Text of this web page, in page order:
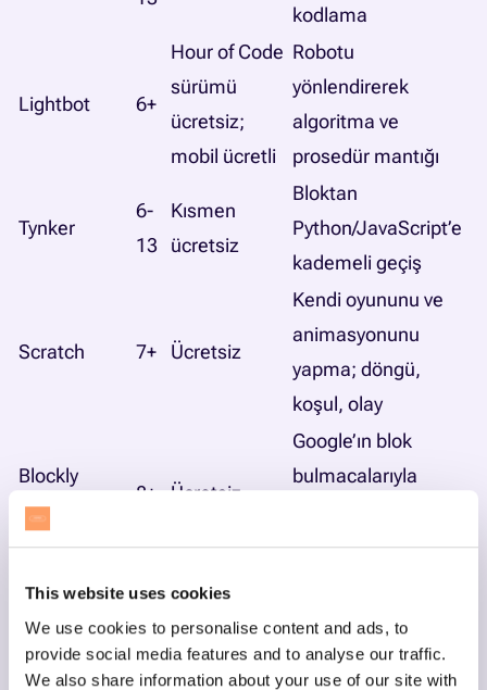
This website uses cookies
We use cookies to personalise content and ads, to
provide social media features and to analyse our traffic.
We also share information about your use of our site with
kodlama
Lightbot 6+
Hour of Code
sürümü
ücretsiz;
mobil ücretli
Robotu
yönlendirerek
algoritma ve
prosedür mantığı
Tynker
6-
13
Kısmen
ücretsiz
Bloktan
Python/JavaScript’e
kademeli geçiş
Scratch 7+ Ücretsiz
Kendi oyununu ve
animasyonunu
yapma; döngü,
koşul, olay
Blockly
Games
8+ Ücretsiz
Google’ın blok
bulmacalarıyla
kavramları
Minecraft
Education
Ücretli lisans
blok ve Python
koduyla inşa